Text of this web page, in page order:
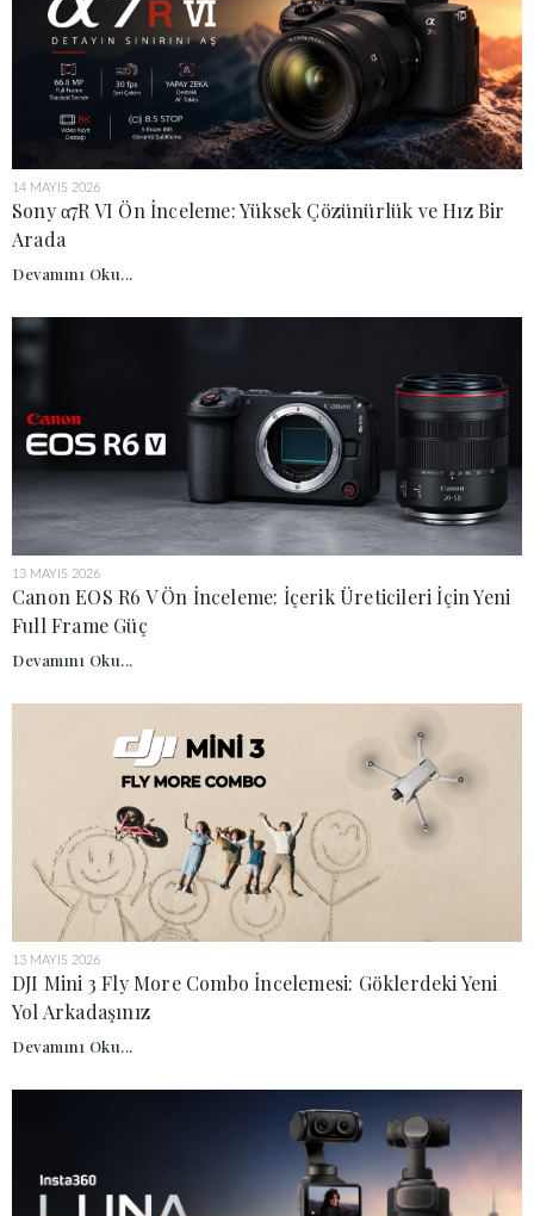
14 MAYIS 2026
Sony α7R VI Ön İnceleme: Yüksek Çözünürlük ve Hız Bir
Arada
Devamını Oku...
13 MAYIS 2026
Canon EOS R6 V Ön İnceleme: İçerik Üreticileri İçin Yeni
Full Frame Güç
Devamını Oku...
13 MAYIS 2026
DJI Mini 3 Fly More Combo İncelemesi: Göklerdeki Yeni
Yol Arkadaşınız
Devamını Oku...